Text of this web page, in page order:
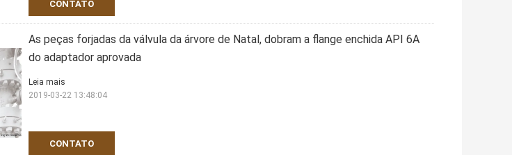
CONTATO
As peças forjadas da válvula da árvore de Natal, dobram a flange enchida API 6A
do adaptador aprovada
CONTATO
Leia mais
2019-03-22 13:48:04